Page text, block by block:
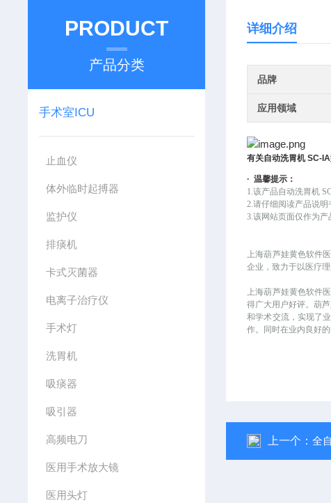
PRODUCT
产品分类
手术室ICU
止血仪
体外临时起搏器
监护仪
排痰机
卡式灭菌器
电离子治疗仪
手术灯
洗胃机
吸痰器
吸引器
高频电刀
医用手术放大镜
医用头灯
详细介绍
品牌
应用领域
有关自动洗胃机 SC-IA
·温馨提示：
1.该产品自动洗胃机
2.请仔细阅读产品说
3.该网站页面仅作为产品
上海葫芦娃黄色软件
企业，致力于以医疗理
上海葫芦娃黄色软件医
得广大用户好评。
和学术交流，实现了
作。同时在业内良好
上一个：全